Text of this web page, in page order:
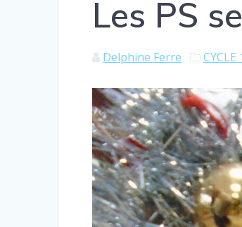
Les PS
Delphine Ferre CYCLE